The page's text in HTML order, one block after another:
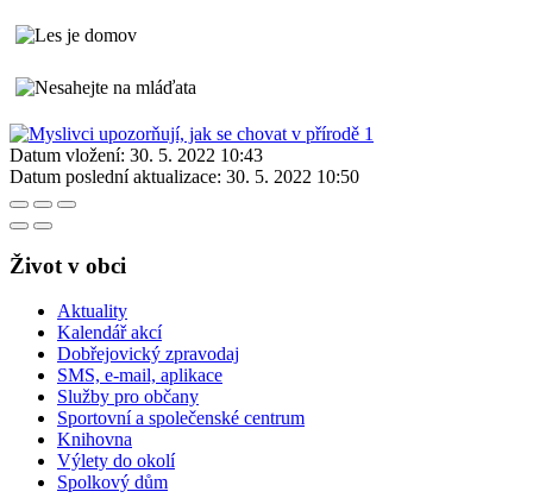
Datum vložení: 30. 5. 2022 10:43
Datum poslední aktualizace: 30. 5. 2022 10:50
Život v obci
Aktuality
Kalendář akcí
Dobřejovický zpravodaj
SMS, e-mail, aplikace
Služby pro občany
Sportovní a společenské centrum
Knihovna
Výlety do okolí
Spolkový dům